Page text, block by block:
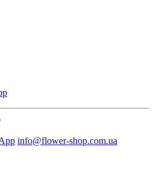
info@flower-shop.com.ua